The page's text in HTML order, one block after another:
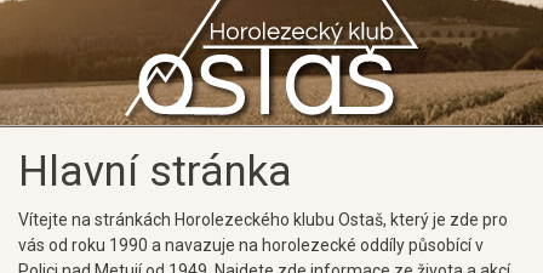
Hlavní stránka
Vítejte na stránkách Horolezeckého klubu Ostaš, který je zde pro
vás od roku 1990 a navazuje na horolezecké oddíly působící v